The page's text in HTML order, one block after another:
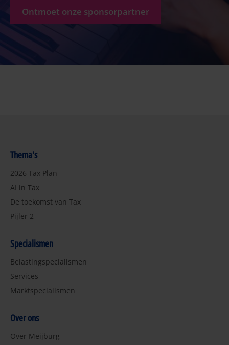
Ontmoet onze sponsorpartner
Thema's
2026 Tax Plan
AI in Tax
De toekomst van Tax
Pijler 2
Specialismen
Belastingspecialismen
Services
Marktspecialismen
Over ons
Over Meijburg